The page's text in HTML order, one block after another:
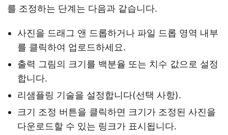
를 조정하는 단계는 다음과 같습니다.
사진을 드래그 앤 드롭하거나 파일 드롭 영역 내부
를 클릭하여 업로드하세요.
출력 그림의 크기를 백분율 또는 치수 값으로 설정
합니다.
리샘플링 기술을 설정합니다(선택 사항).
크기 조정 버튼을 클릭하면 크기가 조정된 사진을
다운로드할 수 있는 링크가 표시됩니다.